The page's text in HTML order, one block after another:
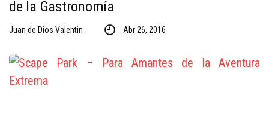
de la Gastronomía
Juan de Dios Valentin Abr 26, 2016